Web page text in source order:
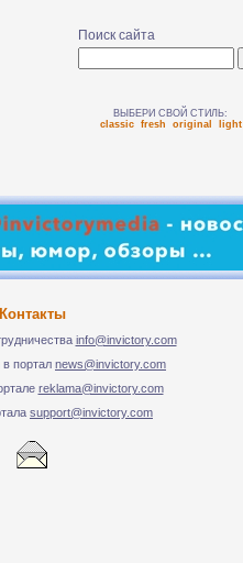
Поиск сайта
ВЫБЕРИ СВОЙ СТИЛЬ:
classic
fresh original light
Контакты
info@invictory.com
портал news@invictory.com
reklama@invictory.com
support@invictory.com